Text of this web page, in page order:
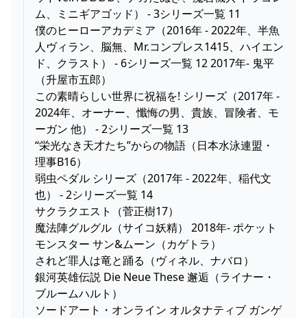
ム、ミニギアゴッド） - 3シリーズ一覧 11
僕のヒーローアカデミア（2016年 - 2022年、半魚
人ヴィラン、脳無、Mr.コンプレス1415、ハイエン
ド、クラスト） - 6シリーズ一覧 12 2017年- 鬼平
（升屋市五郎）
この素晴らしい世界に祝福を! シリーズ（2017年 -
2024年、オーナー、懺悔の男、貴族、冒険者、モ
ーガン 他） - 2シリーズ一覧 13
“栄光なき天才たち”からの物語（日本水泳連盟・
理事B16）
弱虫ペダル シリーズ（2017年 - 2022年、稲代文
也） - 2シリーズ一覧 14
サクラクエスト（菅正樹17）
魔法陣グルグル（サイコ妖精） 2018年- ポケット
モンスター サン&ムーン（カゲトラ）
されど罪人は竜と踊る（ヴィネル、ナバロ）
銀河英雄伝説 Die Neue These 邂逅（ライナー・
ブルームハルト）
ソードアート・オンライン オルタナティブ ガンゲ